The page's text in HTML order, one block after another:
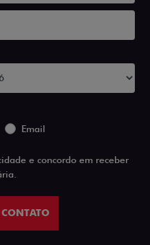
Email
e concordo em receber